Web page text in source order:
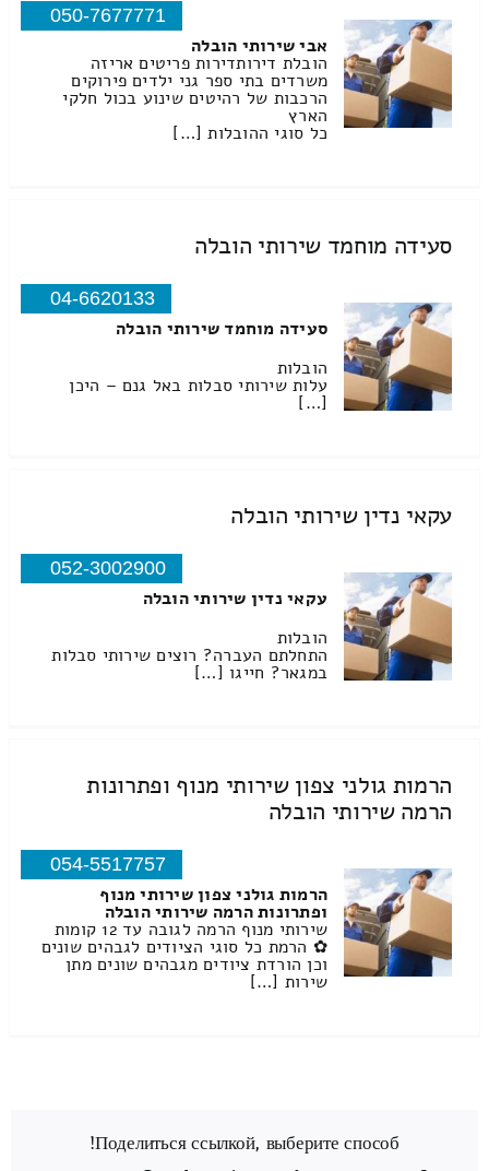
050-7677771
אבי שירותי הובלה
הובלת דירותדירות פריטים אריזה
משרדים בתי ספר גני ילדים פירוקים
הרכבות של רהיטים שינוע בכול חלקי
הארץ
כל סוגי ההובלות […]
סעידה מוחמד שירותי הובלה
04-6620133
סעידה מוחמד שירותי הובלה
הובלות
עלות שירותי סבלות באל גנם – היכן
[…]
עקאי נדין שירותי הובלה
052-3002900
עקאי נדין שירותי הובלה
הובלות
התחלתם העברה? רוצים שירותי סבלות
במגאר? חייגו […]
הרמות גולני צפון שירותי מנוף ופתרונות
הרמה שירותי הובלה
054-5517757
הרמות גולני צפון שירותי מנוף
ופתרונות הרמה שירותי הובלה
שירותי מנוף הרמה לגובה עד 12 קומות
✿ הרמת כל סוגי הציודים לגבהים שונים
וכן הורדת ציודים מגבהים שונים מתן
שירות […]
Поделиться ссылкой, выберите способ!